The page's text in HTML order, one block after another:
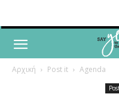
Αρχική Post it Agenda